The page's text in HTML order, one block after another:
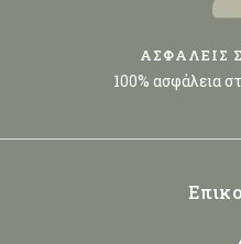
ΑΣΦΑΛΕΙΣ
100% ασφάλεια